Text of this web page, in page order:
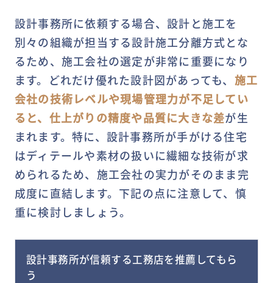
設計事務所に依頼する場合、設計と施工を
別々の組織が担当する設計施工分離方式とな
るため、施工会社の選定が非常に重要になり
ます。どれだけ優れた設計図があっても、 施工
会社の技術レベルや現場管理力が不足してい
ると、仕上がりの精度や品質に大きな差が生
まれます。特に、設計事務所が手がける住宅
はディテールや素材の扱いに繊細な技術が求
められるため、施工会社の実力がそのまま完
成度に直結します。下記の点に注意して、慎
重に検討しましょう。
設計事務所が信頼する工務店を推薦してもら
う